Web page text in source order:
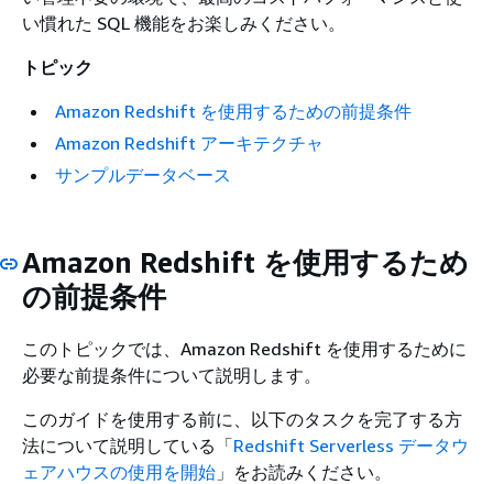
い慣れた SQL 機能をお楽しみください。
トピック
Amazon Redshift を使用するための前提条件
Amazon Redshift アーキテクチャ
サンプルデータベース
Amazon Redshift を使用するため
の前提条件
このトピックでは、Amazon Redshift を使用するために
必要な前提条件について説明します。
このガイドを使用する前に、以下のタスクを完了する方
法について説明している「Redshift Serverless データウ
ェアハウスの使用を開始 」をお読みください。